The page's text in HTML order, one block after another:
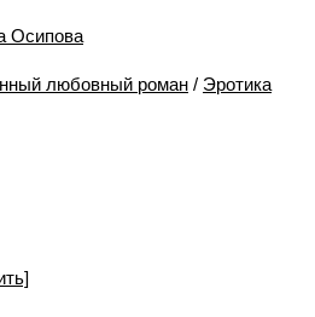
Осипова
любовный роман / Эротика